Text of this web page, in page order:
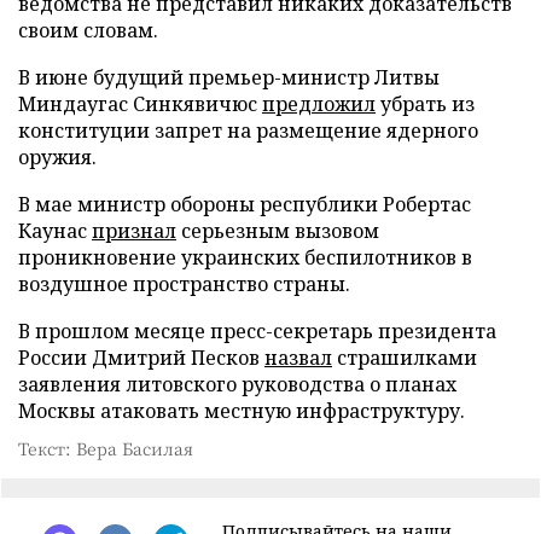
своим словам.
В июне будущий премьер-министр Литвы
Миндаугас Синкявичюспредложилубрать из
конституции запрет на размещение ядерного
оружия.
В мае министр обороны республики Робертас
Каунаспризнал серьезным вызовом
проникновение украинских беспилотников в
воздушное пространство страны.
В прошлом месяце пресс-секретарь президента
России Дмитрий Песков назвал страшилками
заявления литовского руководства о планах
Москвы атаковать местную инфраструктуру.
Текст: Вера Басилая